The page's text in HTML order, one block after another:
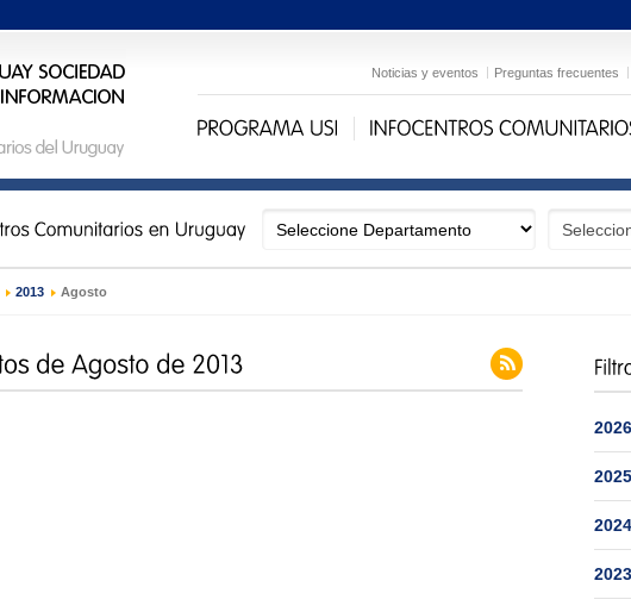
Noticias y eventos Preguntas frecuentes
› 2013 › Agosto
2026
2025
2024
2023